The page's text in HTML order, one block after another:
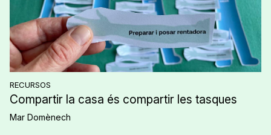
RECURSOS
Compartir la casa és compartir les tasques
Mar Domènech